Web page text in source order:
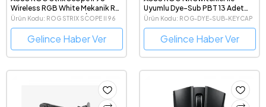
Wireless RGB White Mekanik RX
Red Switch Kablosuz İngilizce Q
Beyaz Oyuncu Klavyesi
Ürün Kodu: ROG STRIX SCOPE II 96
WL/RX RED/PBT/UK/BEYAZ
Gelince Haber Ver
Uyumlu Dye-Sub PBT 13 Adet
Keycap Set
Ürün Kodu: ROG-DYE-SUB-KEYCAP
Gelince Haber Ver